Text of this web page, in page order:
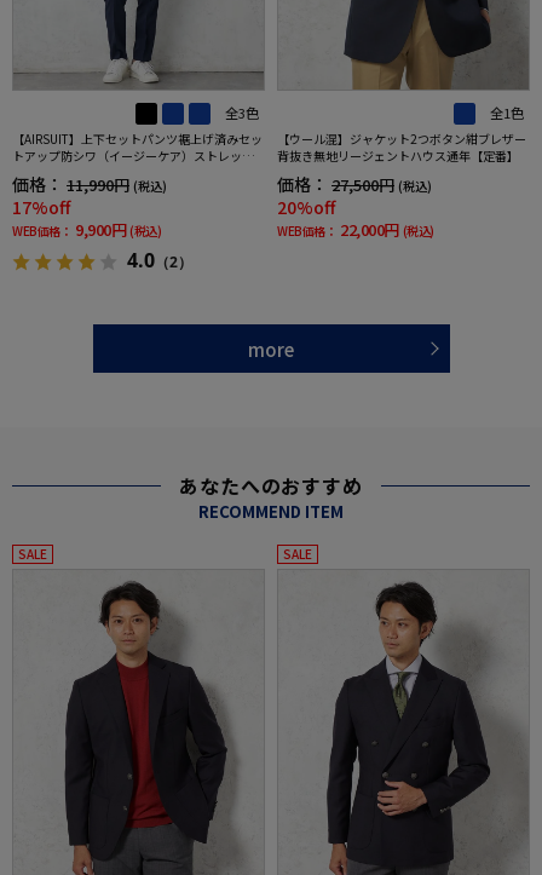
全3色
【AIRSUIT】上下セットパンツ裾上げ済みセッ
トアップ防シワ（イージーケア）ストレッチ
ータックスラックス春夏
価格： 11,990円 (税込)
17%off
WEB価格： 9,900円 (税込)
4.0 （2）
全1色
【ウール混】ジャケット2つボタン紺ブレザー
背抜き無地リージェントハウス通年【定番】
価格： 27,500円 (税込)
20%off
WEB価格： 22,000円 (税込)
more
あなたへのおすすめ
RECOMMEND ITEM
SALE SALE